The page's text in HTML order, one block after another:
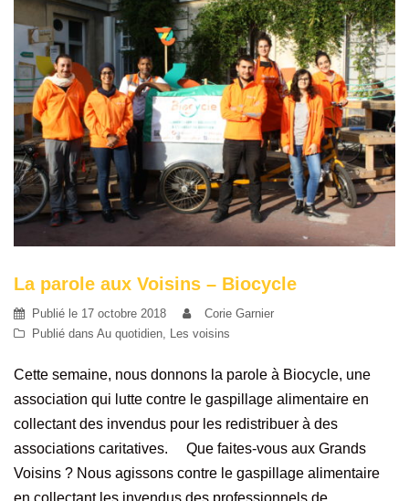
La parole aux Voisins – Biocycle
Publié le 17 octobre 2018
Corie Garnier
Publié dans Au quotidien Les voisins
Cette semaine, nous donnons la parole à Biocycle, une
association qui lutte contre le gaspillage alimentaire en
collectant des invendus pour les redistribuer à des
associations caritatives. Que faites-vous aux Grands
Voisins ? Nous agissons contre le gaspillage alimentaire
en collectant les invendus des professionnels de